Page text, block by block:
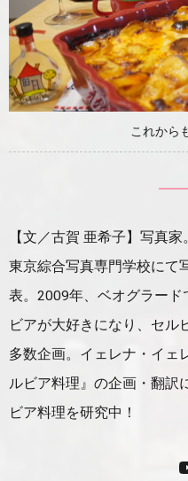
これから
【文／古賀 亜希子】写真
東京綜合写真専門学校にて
表。2009年、ベオグラー
ビアが大好きになり、セル
多数企画。イェレナ・イェ
ルビア料理』の企画・翻訳
ビア料理を研究中！